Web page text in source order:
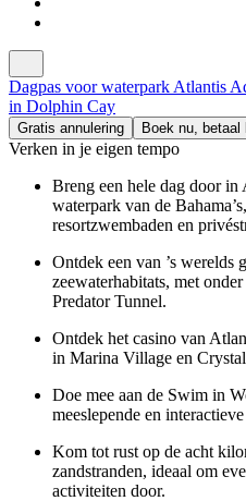
Dagpas voor waterpark Atlantis
in Dolphin Cay
Gratis annulering Boek nu, betaal
Verken in je eigen tempo
Breng een hele dag door in
waterpark van de
resortzwembaden en
Ontdek een van ’s werelds
zeewaterhabitats, met
Predator Tunnel.
Ontdek het casino van
in Marina Village en
Doe mee aan de Swim in
meeslepende en
Kom tot rust op de acht
zandstranden, ideaal om
activiteiten door.